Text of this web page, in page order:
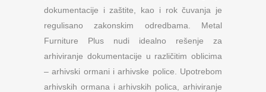
dokumentacije i zaštite, kao i rok čuvanja je
regulisano zakonskim odredbama. Metal
Furniture Plus nudi idealno rešenje za
arhiviranje dokumentacije u različitim oblicima
– arhivski ormani i arhivske police. Upotrebom
arhivskih ormana i arhivskih polica, arhiviranje